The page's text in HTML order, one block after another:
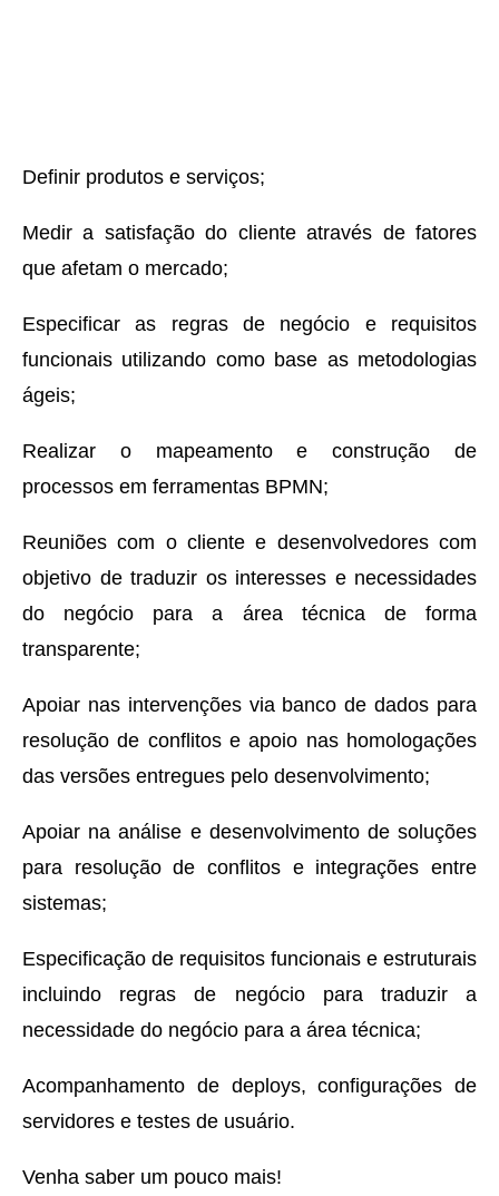
Definir produtos e serviços;
Medir a satisfação do cliente através de fatores
que afetam o mercado;
Especificar as regras de negócio e requisitos
funcionais utilizando como base as metodologias
ágeis;
Realizar o mapeamento e construção de
processos em ferramentas BPMN;
Reuniões com o cliente e desenvolvedores com
objetivo de traduzir os interesses e necessidades
do negócio para a área técnica de forma
transparente;
Apoiar nas intervenções via banco de dados para
resolução de conflitos e apoio nas homologações
das versões entregues pelo desenvolvimento;
Apoiar na análise e desenvolvimento de soluções
para resolução de conflitos e integrações entre
sistemas;
Especificação de requisitos funcionais e estruturais
incluindo regras de negócio para traduzir a
necessidade do negócio para a área técnica;
Acompanhamento de deploys, configurações de
servidores e testes de usuário.
Venha saber um pouco mais!